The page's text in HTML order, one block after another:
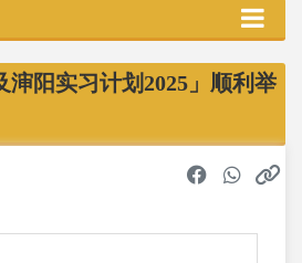
渖阳实习计划2025」顺利举